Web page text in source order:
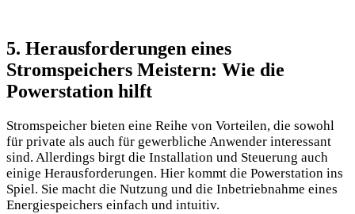
5. Herausforderungen eines
Stromspeichers Meistern: Wie die
Powerstation hilft
Stromspeicher bieten eine Reihe von Vorteilen, die sowohl
für private als auch für gewerbliche Anwender interessant
sind. Allerdings birgt die Installation und Steuerung auch
einige Herausforderungen. Hier kommt die Powerstation ins
Spiel. Sie macht die Nutzung und die Inbetriebnahme eines
Energiespeichers einfach und intuitiv.